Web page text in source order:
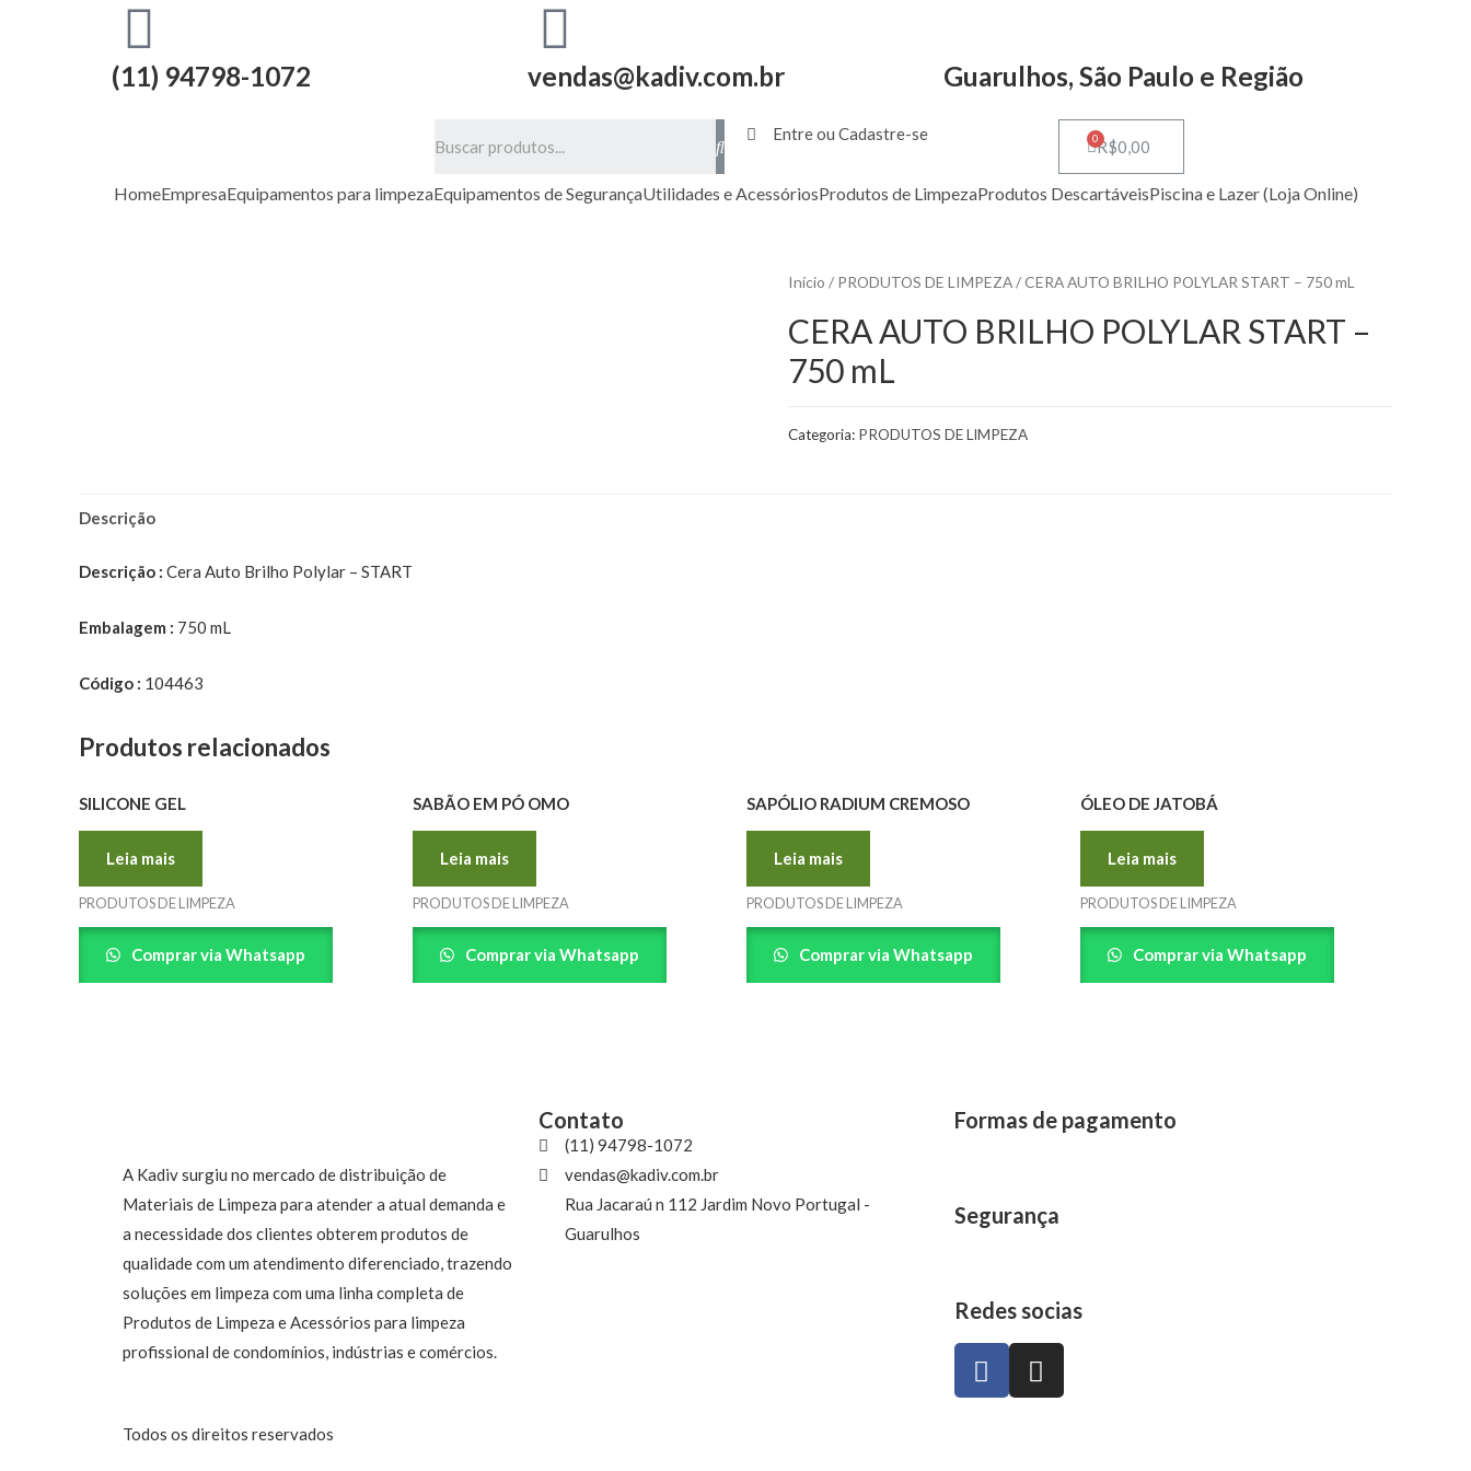
(11) 94798-1072 vendas@kadiv.com.br Guarulhos, São Paulo e Região
Entre ou Cadastre-se
R$0,00
0
HomeEmpresaEquipamentos para limpezaEquipamentos de SegurançaUtilidades e AcessóriosProdutos de LimpezaProdutos DescartáveisPiscina e Lazer (Loja Online)
Início / PRODUTOS DE LIMPEZA/ CERA AUTO BRILHO POLYLAR START – 750 mL
CERA AUTO BRILHO POLYLAR START –
750 mL
Categoria: PRODUTOS DE LIMPEZA
Descrição
Descrição : Cera Auto Brilho Polylar – START
Embalagem : 750 mL
Código : 104463
Produtos relacionados
SILICONE GEL
Leia mais
PRODUTOS DE LIMPEZA
Comprar via Whatsapp
SABÃO EM PÓ OMO
Leia mais
PRODUTOS DE LIMPEZA
Comprar via Whatsapp
SAPÓLIO RADIUM CREMOSO
Leia mais
PRODUTOS DE LIMPEZA
Comprar via Whatsapp
ÓLEO DE JATOBÁ
Leia mais
PRODUTOS DE LIMPEZA
Comprar via Whatsapp
A Kadiv surgiu no mercado de distribuição de
Materiais de Limpeza para atender a atual demanda e
a necessidade dos clientes obterem produtos de
qualidade com um atendimento diferenciado, trazendo
soluções em limpeza com uma linha completa de
Produtos de Limpeza e Acessórios para limpeza
profissional de condomínios, indústrias e comércios.
Contato
(11) 94798-1072
vendas@kadiv.com.br
Rua Jacaraú n 112 Jardim Novo Portugal -
Guarulhos
Formas de pagamento
Segurança
Redes socias
Todos os direitos reservados